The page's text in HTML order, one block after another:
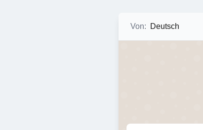
Von: Deutsch